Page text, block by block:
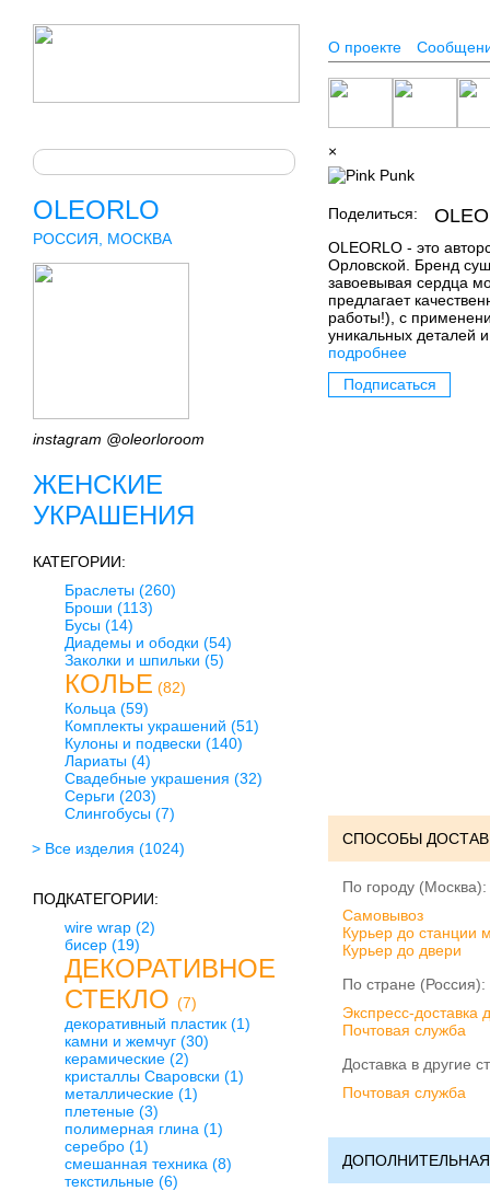
О проекте
OLEORLO
РОССИЯ, МОСКВА
instagram @oleorloroom
ЖЕНСКИЕ
УКРАШЕНИЯ
КАТЕГОРИИ:
Браслеты (260)
Броши (113)
Бусы (14)
Диадемы и ободки (54)
Заколки и шпильки (5)
КОЛЬЕ (82)
Кольца (59)
Комплекты украшений (51)
Кулоны и подвески (140)
Лариаты (4)
Свадебные украшения (32)
Серьги (203)
Слингобусы (7)
> Все изделия (1024)
ПОДКАТЕГОРИИ:
wire wrap (2)
бисер (19)
ДЕКОРАТИВНОЕ
СТЕКЛО (7)
декоративный пластик (1)
камни и жемчуг (30)
керамические (2)
кристаллы Сваровски (1)
металлические (1)
плетеные (3)
полимерная глина (1)
серебро (1)
смешанная техника (8)
текстильные (6)
×
Поделиться:
OLEORLO - это
Орловской. Бренд
завоевывая сердца
предлагает
работы!), с
уникальных деталей
подробнее
Подписаться
СПОСОБЫ
По городу (Москва):
Cамовывоз
Курьер до станции
Курьер до двери
По стране (Россия):
Экспресс-доставка
Почтовая служба
Доставка в другие
Почтовая служба